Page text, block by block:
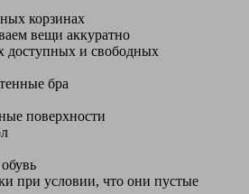
корзинах
вещи аккуратно
доступных и свободных
бра
поверхности
при условии, что они пустые